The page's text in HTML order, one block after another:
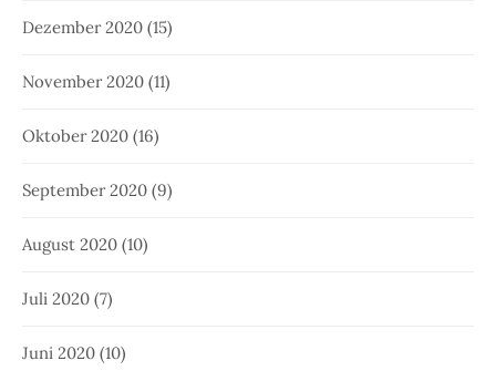
Dezember 2020 (15)
November 2020 (11)
Oktober 2020 (16)
September 2020 (9)
August 2020 (10)
Juli 2020 (7)
Juni 2020 (10)